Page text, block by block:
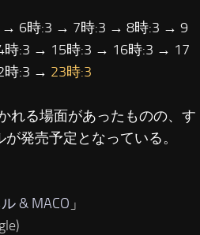
6時:3 → 7時:3 → 8時:3 → 9
:3 → 15時:3 → 16時:3 → 17
時:3 → 23時:3
れる場面があったものの、す
発売予定となっている。
& MACO 」